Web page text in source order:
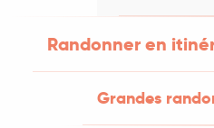
Randonner en
Grandes